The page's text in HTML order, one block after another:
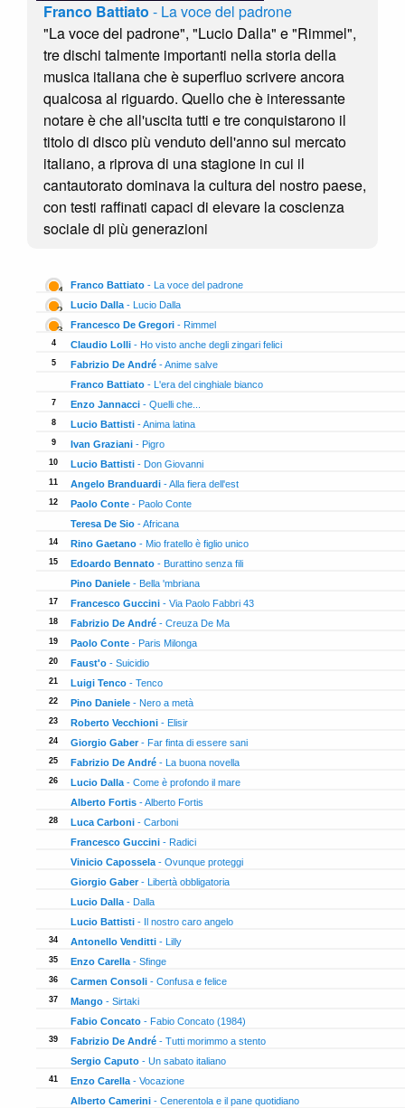
Franco Battiato - La voce del padrone
"La voce del padrone", "Lucio Dalla" e "Rimmel",
tre dischi talmente importanti nella storia della
musica italiana che è superfluo scrivere ancora
qualcosa al riguardo. Quello che è interessante
notare è che all'uscita tutti e tre conquistarono il
titolo di disco più venduto dell'anno sul mercato
italiano, a riprova di una stagione in cui il
cantautorato dominava la cultura del nostro paese,
con testi raffinati capaci di elevare la coscienza
sociale di più generazioni
Franco Battiato - La voce del padrone
150
Lucio Dalla- Lucio Dalla
128
Francesco De Gregori - Rimmel
114
4 Claudio Lolli - Ho visto anche degli zingari felici
102
5 Fabrizio De André - Anime salve
Franco Battiato - L'era del cinghiale bianco
7 Enzo Jannacci - Quelli che...
8 Lucio Battisti - Anima latina
9 Ivan Graziani - Pigro
77
10 Lucio Battisti - Don Giovanni
74
11 Angelo Branduardi - Alla fiera dell'est
66
12 Paolo Conte - Paolo Conte
Teresa De Sio - Africana
65
14 Rino Gaetano - Mio fratello è figlio unico
61
15 Edoardo Bennato - Burattino senza fili
Pino Daniele - Bella 'mbriana
59
17 Francesco Guccini - Via Paolo Fabbri 43
54
18 Fabrizio De André - Creuza De Ma
52
19 Paolo Conte - Paris Milonga
50
20 Faust'o - Suicidio
48
21 Luigi Tenco - Tenco
47
22 Pino Daniele - Nero a metà
45
23 Roberto Vecchioni - Elisir
43
24 Giorgio Gaber- Far finta di essere sani
39
25 Fabrizio De André - La buona novella
38
26 Lucio Dalla- Come è profondo il mare
Alberto Fortis - Alberto Fortis
37
28 Luca Carboni - Carboni
Francesco Guccini - Radici
Vinicio Capossela- Ovunque proteggi
Giorgio Gaber- Libertà obbligatoria
Lucio Dalla- Dalla
Lucio Battisti - Il nostro caro angelo
36
34 Antonello Venditti - Lilly
35
35 Enzo Carella- Sfinge
34
36 Carmen Consoli - Confusa e felice
27
37 Mango - Sirtaki
Fabio Concato - Fabio Concato (1984)
26
39 Fabrizio De André - Tutti morimmo a stento
Sergio Caputo - Un sabato italiano
25
41 Enzo Carella- Vocazione
Alberto Camerini - Cenerentola e il pane quotidiano